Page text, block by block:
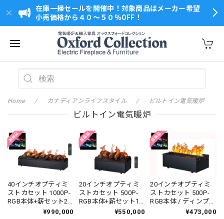
在庫一掃セールを開催中！対象商品はメーカー希望
小売価格から４０～５０％OFF！
Home カナディアンライフスタイル ビルトイン電気暖炉
ビルトイン電気暖炉
40インチオプティミ
ストカセット 1000P-
RGB本体+薪セット2
台 / ディンプレック /
¥990,000
20インチオプティミ
ストカセット 500P-
RGB本体+薪セット1
台 / ディンプレックス
¥550,000
20インチオプティミ
ストカセット 500P-
RGB本体 / ディンプレ
ック / 送料無料 /¥473,000